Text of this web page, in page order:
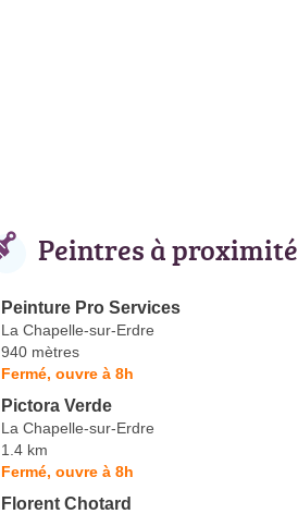
Peintres à proximité
Peinture Pro Services
La Chapelle-sur-Erdre
940 mètres
Fermé, ouvre à 8h
Pictora Verde
La Chapelle-sur-Erdre
1.4 km
Fermé, ouvre à 8h
Florent Chotard